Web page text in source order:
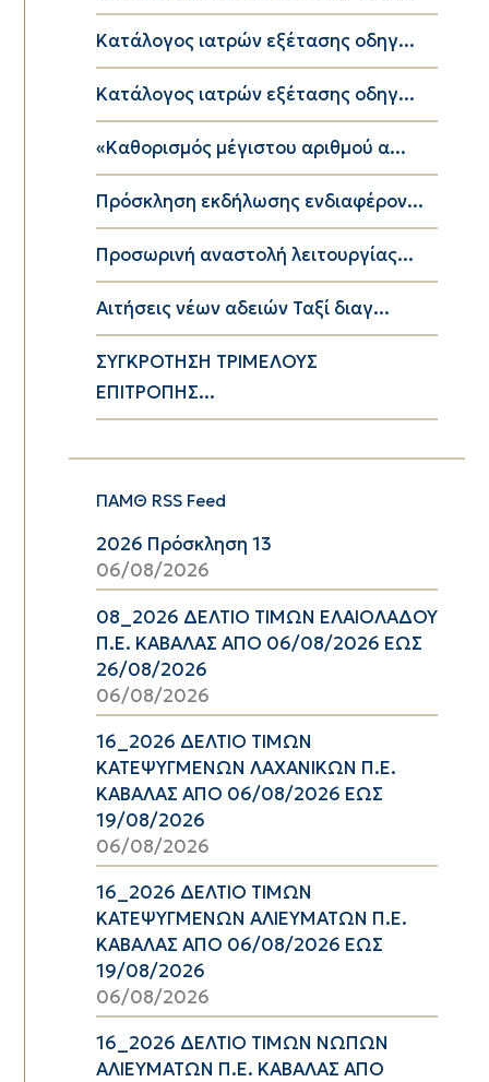
Κατάλογος ιατρών εξέτασης οδηγ...
Κατάλογος ιατρών εξέτασης οδηγ...
«Καθορισμός μέγιστου αριθμού α...
Πρόσκληση εκδήλωσης ενδιαφέρον...
Προσωρινή αναστολή λειτουργίας...
Αιτήσεις νέων αδειών Ταξί διαγ...
ΣΥΓΚΡΟΤΗΣΗ ΤΡΙΜΕΛΟΥΣ
ΕΠΙΤΡΟΠΗΣ...
ΠΑΜΘ RSS Feed
2026 Πρόσκληση 13
06/08/2026
08_2026 ΔΕΛΤΙΟ ΤΙΜΩΝ ΕΛΑΙΟΛΑΔΟΥ
Π.Ε. ΚΑΒΑΛΑΣ ΑΠΟ 06/08/2026 ΕΩΣ
26/08/2026
06/08/2026
16_2026 ΔΕΛΤΙΟ ΤΙΜΩΝ
ΚΑΤΕΨΥΓΜΕΝΩΝ ΛΑΧΑΝΙΚΩΝ Π.Ε.
ΚΑΒΑΛΑΣ ΑΠΟ 06/08/2026 ΕΩΣ
19/08/2026
06/08/2026
16_2026 ΔΕΛΤΙΟ ΤΙΜΩΝ
ΚΑΤΕΨΥΓΜΕΝΩΝ ΑΛΙΕΥΜΑΤΩΝ Π.Ε.
ΚΑΒΑΛΑΣ ΑΠΟ 06/08/2026 ΕΩΣ
19/08/2026
06/08/2026
16_2026 ΔΕΛΤΙΟ ΤΙΜΩΝ ΝΩΠΩΝ
ΑΛΙΕΥΜΑΤΩΝ Π.Ε. ΚΑΒΑΛΑΣ ΑΠΟ